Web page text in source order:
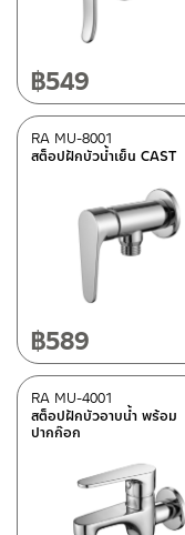
฿549
สต็อปฝักบัวน้ำเย็น CAST
RA MU-8001
฿589
สต็อปฝักบัวอาบน้ำ พร้อม
ปากก๊อก
RA MU-4001